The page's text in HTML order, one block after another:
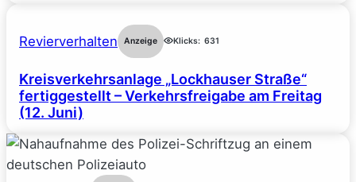
Revierverhalten Anzeige Klicks: 631
Kreisverkehrsanlage „Lockhauser Straße“
fertiggestellt – Verkehrsfreigabe am Freitag
(12. Juni)